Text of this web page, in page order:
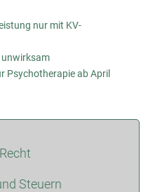
nur mit KV-
unwirksam
Psychotherapie ab April
Steuern